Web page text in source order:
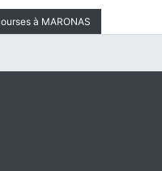
à MARONAS